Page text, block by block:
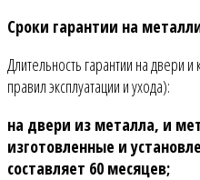
Сроки гарантии на
Длительность гарантии на двери
правил эксплуатации и ухода):
на двери из металла, и
изготовленные и
составляет 60 месяцев;